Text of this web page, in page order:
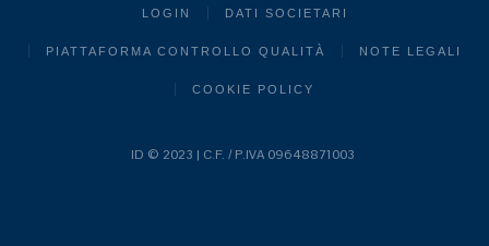
LOGIN DATI SOCIETARI
PIATTAFORMA CONTROLLO QUALITÀ NOTE LEGALI
COOKIE POLICY
ID © 2023 | C.F. / P.IVA 09648871003